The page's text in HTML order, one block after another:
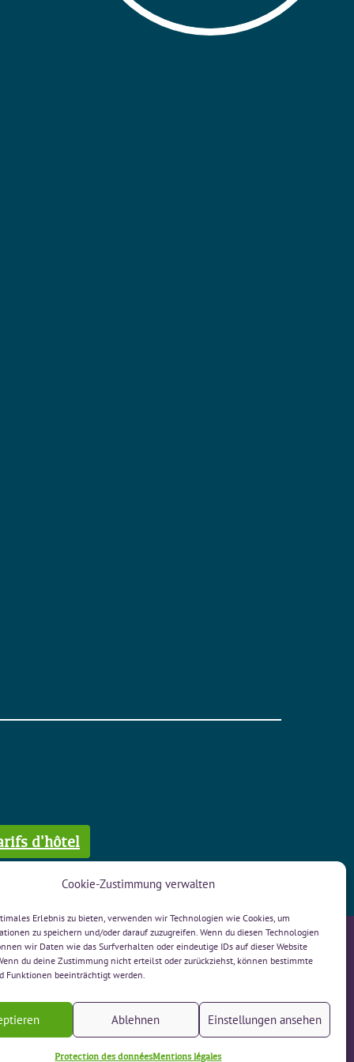
Cookie-Zustimmung verwalten
Erlebnis zu bieten, verwenden wir Technologien wie Cookies, um
zu speichern und/oder darauf zuzugreifen. Wenn du diesen Technologien
wir Daten wie das Surfverhalten oder eindeutige IDs auf dieser Website
du deine Zustimmung nicht erteilst oder zurückziehst, können bestimmte
Funktionen beeinträchtigt werden.
Ablehnen Einstellungen ansehen
Protection des donnéesMentions légales
d'hôtel
3232 Ins
Whatsapp!
» Contact
» Mentions légales
» Protection des données